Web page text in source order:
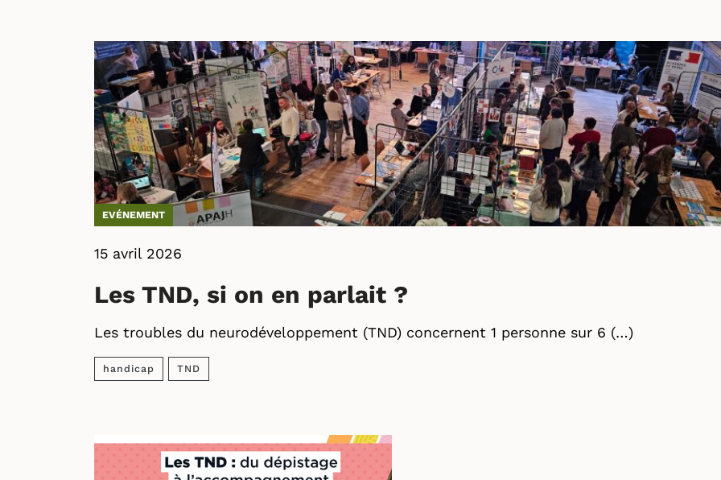
EVÉNEMENT
15 avril 2026
Les TND, si on en parlait ?
Les troubles du neurodéveloppement (TND) concernent 1 personne sur 6 (…)
handicap TND